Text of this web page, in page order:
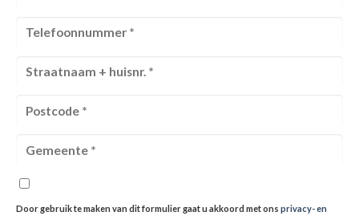
Door gebruik te maken van dit formulier gaat u akkoord met ons privacy- en